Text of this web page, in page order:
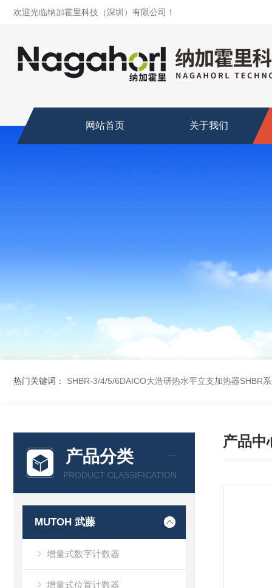
欢迎光临纳加霍里科技（深圳）有限公司！
网站首页 关于我们
热门关键词： SHBR-3/4/5/6DAICO大浩研热水平立支加热器SHBR
产品分类
PRODUCT CLASSIFICATION
MUTOH 武藤
增量式数字计数器
增量式位置计数器
产品中